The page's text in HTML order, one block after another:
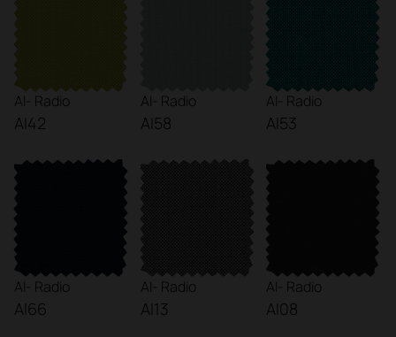
AI- Radio
AI42
AI- Radio
AI58
AI- Radio
AI53
AI- Radio
AI66
AI- Radio
AI13
AI- Radio
AI08